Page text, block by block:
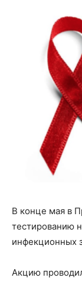
В конце мая в
тестированию
инфекционных
Акцию